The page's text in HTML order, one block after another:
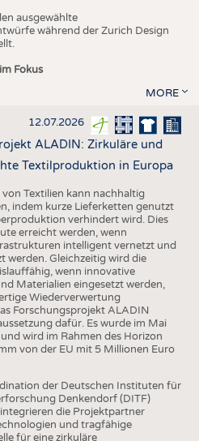
ausgewählte
während der Zurich Design
Fokus
MORE
12.07.2026
ALADIN: Zirkuläre und
Textilproduktion in Europa
Textilien kann nachhaltig
indem kurze Lieferketten genutzt
verhindert wird. Dies
erreicht werden, wenn
intelligent vernetzt und
werden. Gleichzeitig wird die
wenn innovative
Materialien eingesetzt werden,
Wiederverwertung
Forschungsprojekt ALADIN
dafür. Es wurde im Mai
wird im Rahmen des Horizon
von der EU mit 5 Millionen Euro
der Deutschen Instituten für
Denkendorf (DITF)
die Projektpartner
und tragfähige
für eine zirkuläre